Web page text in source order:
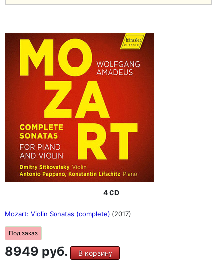
4 CD
Mozart: Violin Sonatas (complete) (2017)
Под заказ
8949 руб. В корзину